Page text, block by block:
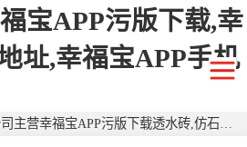
宝APP污版下载,幸
址,幸福宝APP手机